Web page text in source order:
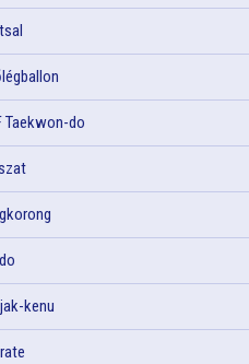
Taekwon-do
kenu